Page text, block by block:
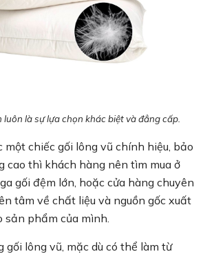
luôn là sự lựa chọn khác biệt và đẳng cấp.
một chiếc gối lông vũ chính hiệu, bảo
cao thì khách hàng nên tìm mua ở
gối đệm lớn, hoặc cửa hàng chuyên
tâm về chất liệu và nguồn gốc xuất
sản phẩm của mình.
gối lông vũ, mặc dù có thể làm từ